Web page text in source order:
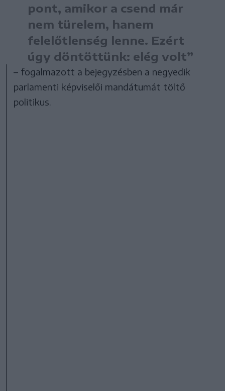
pont, amikor a csend már
nem türelem, hanem
felelőtlenség lenne. Ezért
úgy döntöttünk: elég volt”
– fogalmazott a bejegyzésben a negyedik
parlamenti képviselői mandátumát töltő
politikus.